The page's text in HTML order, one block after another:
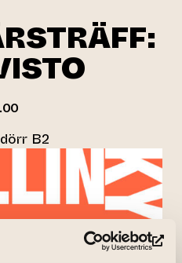
B2